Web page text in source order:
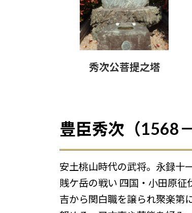
秀次公菩提之塔
豊臣秀次（1568
安土桃山時代の武将。永録十
賎ケ岳の戦い 四国・小田原
吉から関白職を譲られ聚楽第